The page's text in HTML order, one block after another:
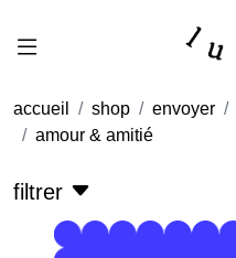
accueil shop envoyer
amour & amitié
filtrer